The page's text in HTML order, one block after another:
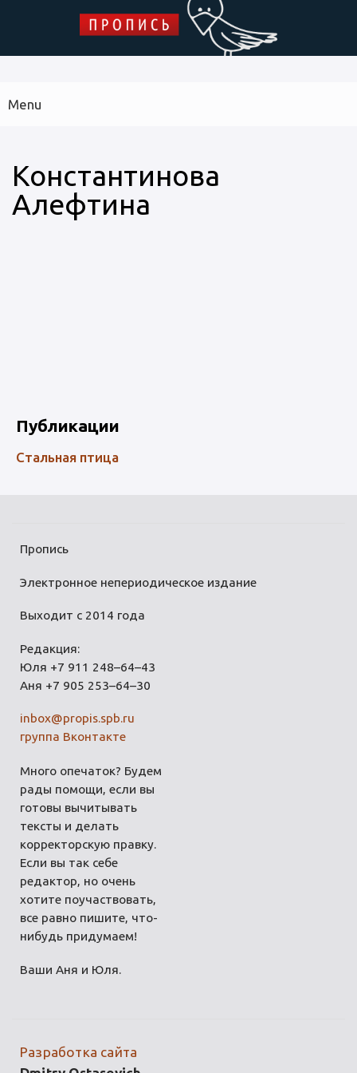
Skip to main content
Main
Menu
Константинова
Алефтина
Публикации
Стальная птица
Пропись
Электронное непериодическое издание
Выходит с 2014 года
Редакция:
Юля +7 911 248–64–43
Аня +7 905 253–64–30
inbox@propis.spb.ru
группа Вконтакте
Много опечаток? Будем
рады помощи, если вы
готовы вычитывать
тексты и делать
корректорскую правку.
Если вы так себе
редактор, но очень
хотите поучаствовать,
все равно пишите, что-
нибудь придумаем!
Ваши Аня и Юля.
Разработка сайта